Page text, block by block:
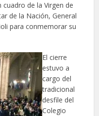
de la Virgen de
de la Nación, General
para conmemorar su
El cierre
estuvo a
cargo del
tradicional
desfile del
Colegio